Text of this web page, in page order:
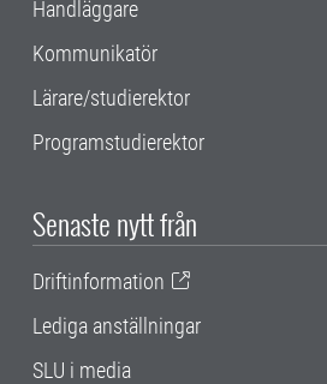
Handläggare
Kommunikatör
Lärare/studierektor
Programstudierektor
Senaste nytt från
Driftinformation
Lediga anställningar
SLU i media